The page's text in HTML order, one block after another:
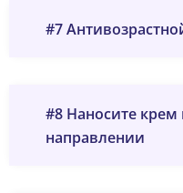
#7
#8 Наносите
направлении